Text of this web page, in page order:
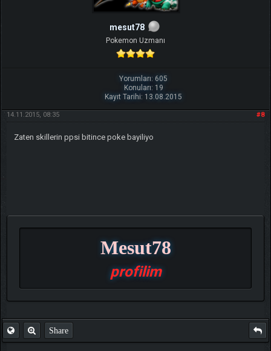
mesut78
Pokemon Uzmanı
Yorumları: 605
Konuları: 19
Kayıt Tarihi: 13.08.2015
#8
14.11.2015, 08:35
Zaten skillerin ppsi bitince poke bayiliyo
Mesut78
profilim
Share